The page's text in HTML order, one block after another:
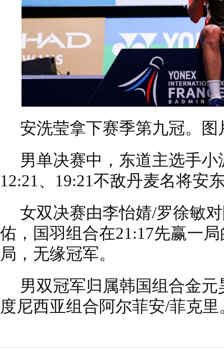
安洗莹拿下赛季第九冠。
男单决赛中，东道主选手
12:21、19:21不敌丹麦名将安
女双决赛由李怡婧/罗徐敏
佑，国羽组合在21:17先赢一
局，无缘冠军。
男双冠军归属韩国组合金
度尼西亚组合阿尔菲安/菲克里